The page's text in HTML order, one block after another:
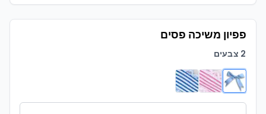
פפיון משיכה פסים
2 צבעים